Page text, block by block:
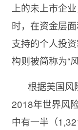
上的未上市企
时，在资金层
支持的个人投
构则被简称为“风
根据美国风
2018年世界风
中有一半（